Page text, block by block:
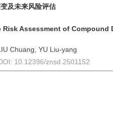
及未来风险评估
Assessment of Compound
Chuang, YU Liu-yang
10.12396/znsd.2501152